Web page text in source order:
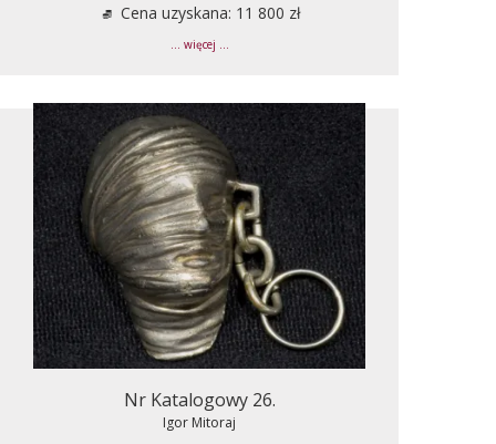
Cena uzyskana: 11 800 zł
... więcej ...
Nr Katalogowy 26.
Igor Mitoraj